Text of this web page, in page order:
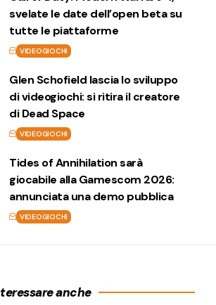
svelate le date dell’open beta su
tutte le piattaforme
VIDEOGIOCHI
Glen Schofield lascia lo sviluppo
di videogiochi: si ritira il creatore
di Dead Space
VIDEOGIOCHI
Tides of Annihilation sarà
giocabile alla Gamescom 2026:
annunciata una demo pubblica
VIDEOGIOCHI
anche